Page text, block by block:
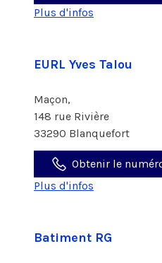
Plus d'infos
EURL Yves Talou
Maçon,
148 rue Rivière
33290 Blanquefort
Obtenir le
Plus d'infos
Batiment RG